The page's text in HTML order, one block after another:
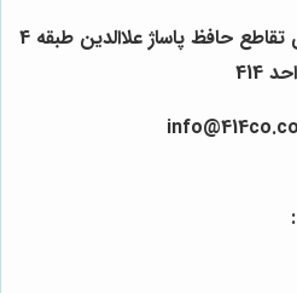
آدرس : تهران خیابان جمهوری تقاطع حافظ پاساژ علاالدین طبقه 4
414
فروشگاه: